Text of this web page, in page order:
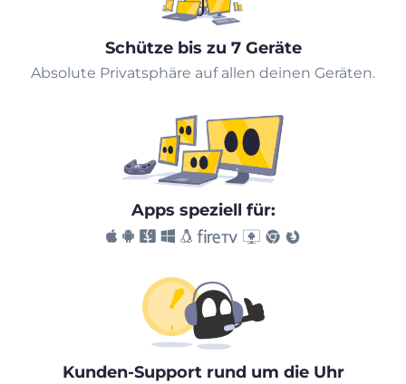
Schütze bis zu 7 Geräte
Absolute Privatsphäre auf allen deinen Geräten.
Apps speziell für:
Kunden-Support rund um die Uhr